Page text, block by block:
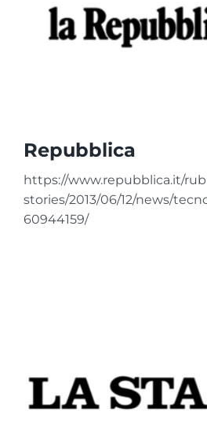
Repubblica
https://www.repubblica.it/
stories/2013/06/12/news/
60944159/